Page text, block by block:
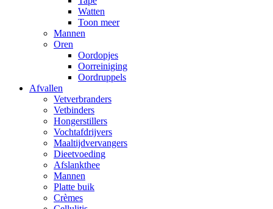
Watten
Toon meer
Mannen
Oren
Oordopjes
Oorreiniging
Oordruppels
Afvallen
Vetverbranders
Vetbinders
Hongerstillers
Vochtafdrijvers
Maaltijdvervangers
Dieetvoeding
Afslankthee
Mannen
Platte buik
Crèmes